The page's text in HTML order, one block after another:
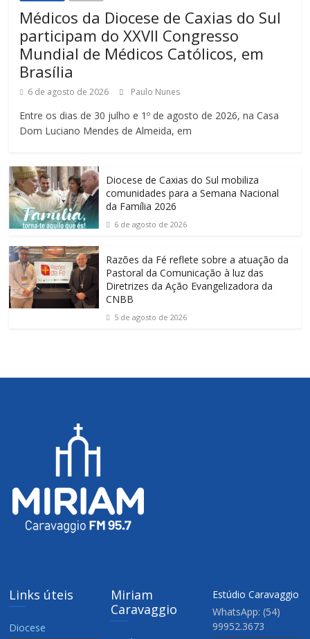
Médicos da Diocese de Caxias do Sul
participam do XXVII Congresso
Mundial de Médicos Católicos, em
Brasília
6 de agosto de 2026 Paulo Nunes
Entre os dias de 30 julho e 1º de agosto de 2026, na Casa
Dom Luciano Mendes de Almeida, em
Diocese de Caxias do Sul mobiliza
comunidades para a Semana Nacional
da Família 2026
6 de agosto de 2026
Razões da Fé reflete sobre a atuação da
Pastoral da Comunicação à luz das
Diretrizes da Ação Evangelizadora da
CNBB
5 de agosto de 2026
Links úteis
Diocese
Miriam
Caravaggio
Estúdio Caravaggio
WhatsApp: (54)
99952.3673